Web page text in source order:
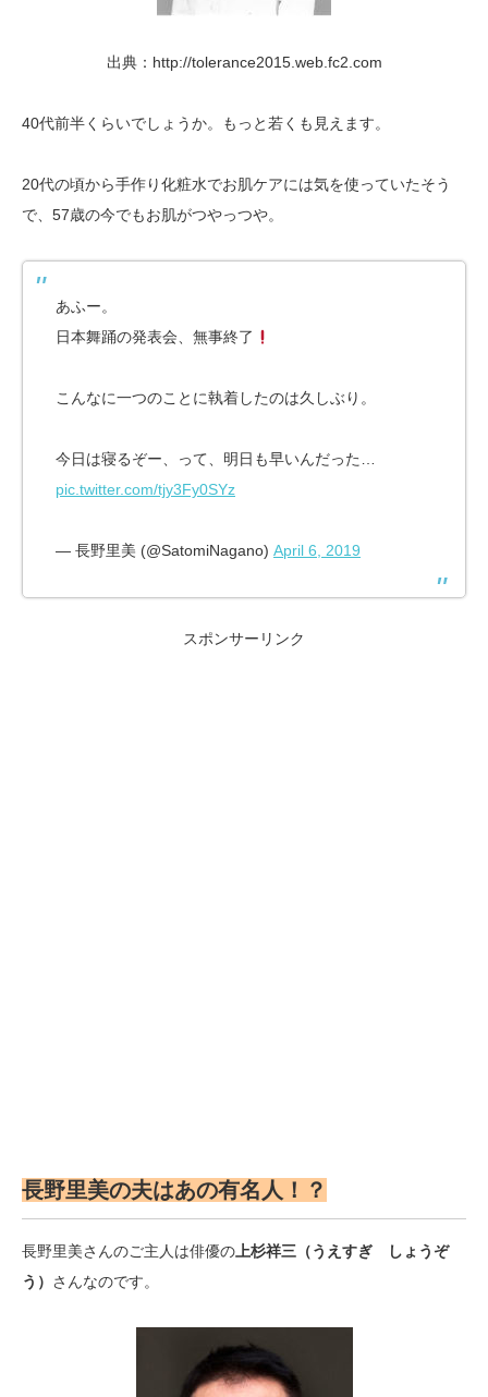
出典：http://tolerance2015.web.fc2.com
40代前半くらいでしょうか。もっと若くも見えます。
20代の頃から手作り化粧水でお肌ケアには気を使っていたそう
で、57歳の今でもお肌がつやっつや。
あふー。
日本舞踊の発表会、無事終了
こんなに一つのことに執着したのは久しぶり。
今日は寝るぞー、って、明日も早いんだった…
pic.twitter.com/tjy3Fy0SYz
— 長野里美 (@SatomiNagano) April 6, 2019
スポンサーリンク
長野里美の夫はあの有名人！？
長野里美さんのご主人は俳優の上杉祥三（うえすぎ しょうぞ
う） さんなのです。